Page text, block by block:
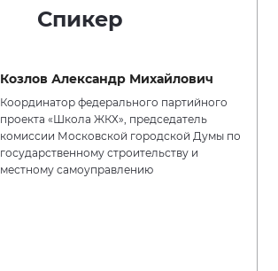
Спикер
Козлов Александр Михайлович
Координатор федерального партийного
проекта «Школа ЖКХ», председатель
комиссии Московской городской Думы по
государственному строительству и
местному самоуправлению